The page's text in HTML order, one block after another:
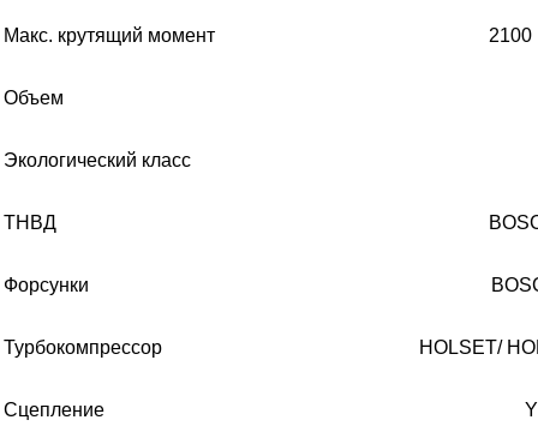
Макс. крутящий момент 2100
Объем
Экологический класс
ТНВД
Форсунки
Турбокомпрессор HOLSET/
Сцепление